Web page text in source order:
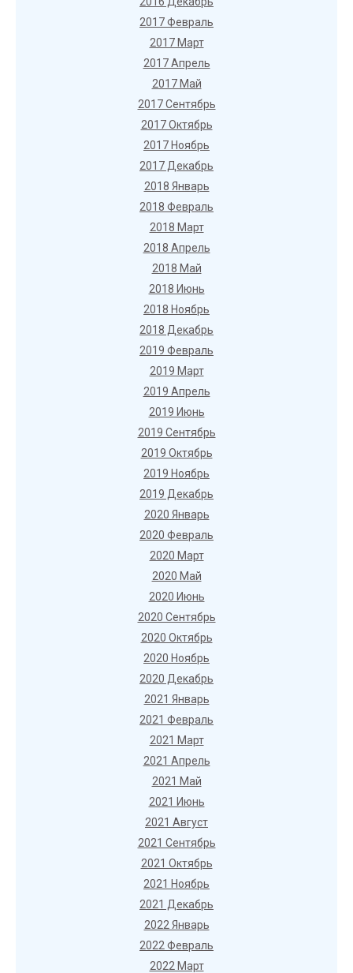
2017 Февраль
2017 Март
2017 Апрель
2017 Май
2017 Сентябрь
2017 Октябрь
2017 Ноябрь
2017 Декабрь
2018 Январь
2018 Февраль
2018 Март
2018 Апрель
2018 Май
2018 Июнь
2018 Ноябрь
2018 Декабрь
2019 Февраль
2019 Март
2019 Апрель
2019 Июнь
2019 Сентябрь
2019 Октябрь
2019 Ноябрь
2019 Декабрь
2020 Январь
2020 Февраль
2020 Март
2020 Май
2020 Июнь
2020 Сентябрь
2020 Октябрь
2020 Ноябрь
2020 Декабрь
2021 Январь
2021 Февраль
2021 Март
2021 Апрель
2021 Май
2021 Июнь
2021 Август
2021 Сентябрь
2021 Октябрь
2021 Ноябрь
2021 Декабрь
2022 Январь
2022 Февраль
2022 Март